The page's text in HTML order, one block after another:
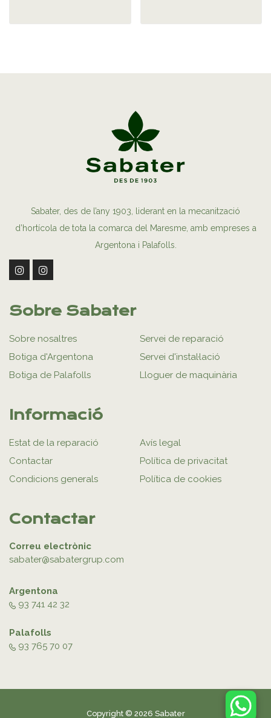
Sabater, des de l’any 1903, liderant en la mecanització
d’hortícola de tota la comarca del Maresme, amb empreses a
Argentona i Palafolls.
Sobre Sabater
Sobre nosaltres
Botiga d'Argentona
Botiga de Palafolls
Servei de reparació
Servei d'instal·lació
Lloguer de maquinària
Informació
Estat de la reparació
Contactar
Condicions generals
Avís legal
Política de privacitat
Política de cookies
Contactar
Correu electrònic
sabater@sabatergrup.com
Argentona
93 741 42 32
Palafolls
93 765 70 07
Copyright © 2026 Sabater